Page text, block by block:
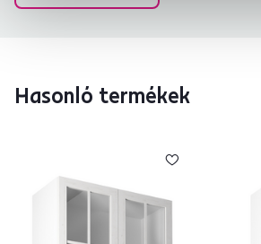
Hasonló termékek